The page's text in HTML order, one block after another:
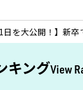
1日を大公開！】新
キングView